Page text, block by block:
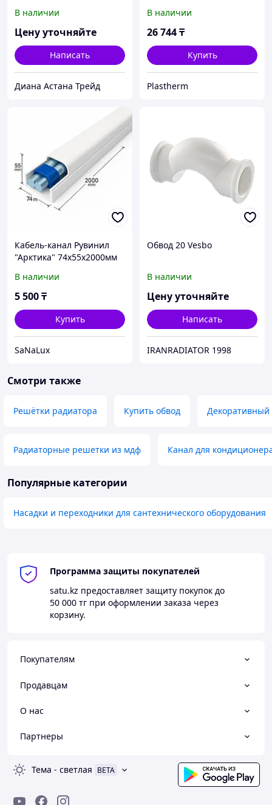
В наличии
Цену уточняйте
Написать
Диана Астана Трейд
В наличии
26 744₸
Купить
Plastherm
Кабель-канал Рувинил
"Арктика" 74х55х2000мм
В наличии
5 500₸
Купить
SaNaLux
Обвод 20 Vesbo
В наличии
Цену уточняйте
Написать
IRANRADIATOR 1998
Смотри также
Решётки радиатора Купить обвод Декоративный
Радиаторные решетки из мдф Канал для
Популярные категории
Насадки и переходники для сантехнического оборудования
Программа защиты покупателей
satu.kz предоставляет защиту покупок до
50 000 тг при оформлении заказа через
корзину.
Покупателям
Продавцам
О нас
Партнеры
Тема - светлая BETA